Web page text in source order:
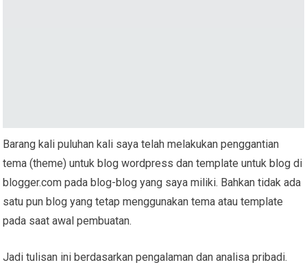
Barang kali puluhan kali saya telah melakukan penggantian
tema (theme) untuk blog wordpress dan template untuk blog di
blogger.com pada blog-blog yang saya miliki. Bahkan tidak ada
satu pun blog yang tetap menggunakan tema atau template
pada saat awal pembuatan.
Jadi tulisan ini berdasarkan pengalaman dan analisa pribadi.